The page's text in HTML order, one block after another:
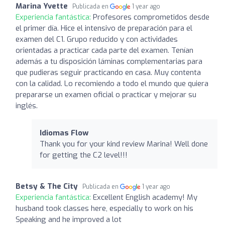
Marina Yvette Publicada en 1 year ago
Experiencia fantástica: Profesores comprometidos desde
el primer día. Hice el intensivo de preparación para el
examen del C1. Grupo reducido y con actividades
orientadas a practicar cada parte del examen. Tenían
además a tu disposición láminas complementarias para
que pudieras seguir practicando en casa. Muy contenta
con la calidad. Lo recomiendo a todo el mundo que quiera
prepararse un examen oficial o practicar y mejorar su
inglés.
Idiomas Flow
Thank you for your kind review Marina! Well done
for getting the C2 level!!!
Betsy & The City Publicada en 1 year ago
Experiencia fantástica: Excellent English academy! My
husband took classes here, especially to work on his
Speaking and he improved a lot